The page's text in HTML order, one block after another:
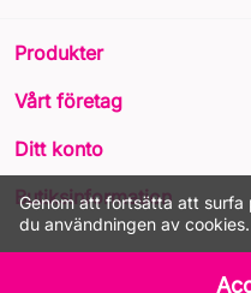
Genom att fortsätta att
du användningen av cookies.
Produkter
Vårt företag
Ditt konto
Butiksinformation
© 2026 -